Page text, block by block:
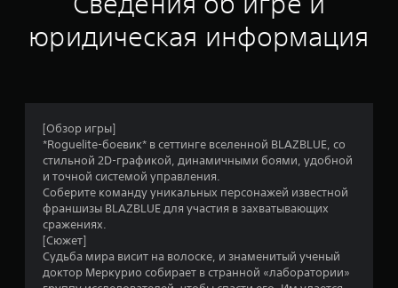
т
з
е
з
н
юридическая информация
[Обзор игры]
*Roguelite-боевик* в сеттинге вселенной BLAZBLUE, со
стильной 2D-графикой, динамичными боями, удобной
и точной системой управления.
Соберите команду уникальных персонажей известной
франшизы BLAZBLUE для участия в захватывающих
сражениях.
[Сюжет]
Судьба мира висит на волоске, и знаменитый ученый
доктор Меркурио собирает в странной «лаборатории»